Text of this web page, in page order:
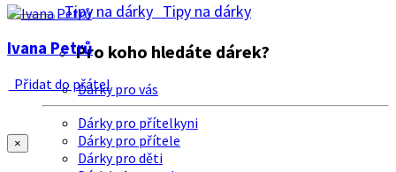
Tipy na dárky Tipy na dárky
Pro koho hledáte dárek?
Dárky pro vás
Dárky pro přítelkyni
Dárky pro přítele
Dárky pro děti
Ivana Petrů
Přidat do přátel
×